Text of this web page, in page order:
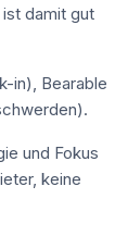
damit gut
in), Bearable
und Fokus
keine